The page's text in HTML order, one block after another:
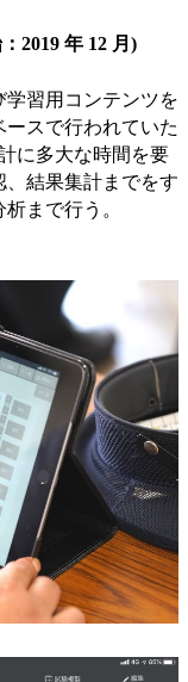
2019 年 12 月)
習用コンテンツを
スで行われていた
に多大な時間を要
、結果集計までをす
まで行う。